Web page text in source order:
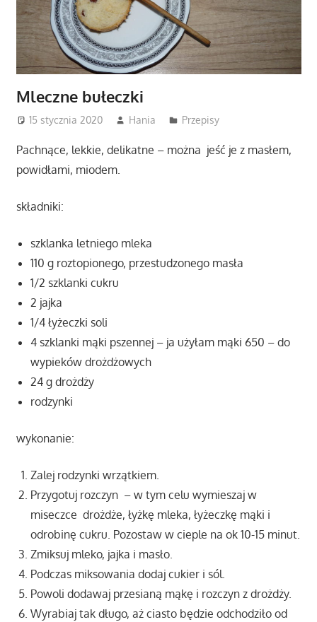
Mleczne bułeczki
15 stycznia 2020 Hania Przepisy
Pachnące, lekkie, delikatne – można jeść je z masłem,
powidłami, miodem.
składniki:
szklanka letniego mleka
110 g roztopionego, przestudzonego masła
1/2 szklanki cukru
2 jajka
1/4 łyżeczki soli
4 szklanki mąki pszennej – ja użyłam mąki 650 – do
wypieków drożdżowych
24 g drożdży
rodzynki
wykonanie:
Zalej rodzynki wrzątkiem.
Przygotuj rozczyn – w tym celu wymieszaj w
miseczce drożdże, łyżkę mleka, łyżeczkę mąki i
odrobinę cukru. Pozostaw w cieple na ok 10-15 minut.
Zmiksuj mleko, jajka i masło.
Podczas miksowania dodaj cukier i sól.
Powoli dodawaj przesianą mąkę i rozczyn z drożdży.
Wyrabiaj tak długo, aż ciasto będzie odchodziło od